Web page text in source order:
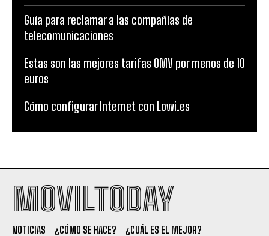
Guía para reclamar a las compañías de
telecomunicaciones
Estas son las mejores tarifas OMV por menos de 10
euros
Cómo configurar Internet con Lowi.es
MOVILTODAY
NOTICIAS ¿CÓMO SE HACE?
¿CUÁL ES EL MEJOR?